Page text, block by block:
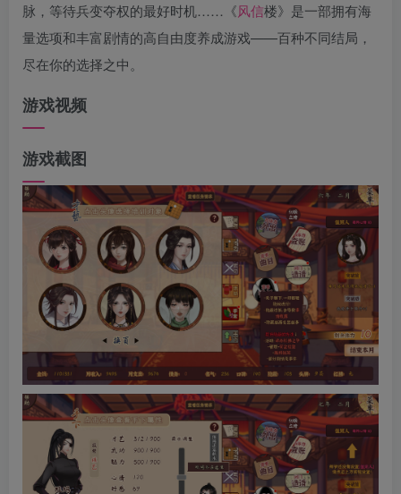
脉，等待兵变夺权的最好时机……《风信楼》是一部拥有海
量选项和丰富剧情的高自由度养成游戏——百种不同结局，
尽在你的选择之中。
游戏视频
游戏截图